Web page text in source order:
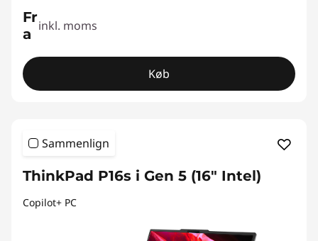
Fr
a inkl. moms
Køb
Sammenlign
ThinkPad P16s i Gen 5 (16" Intel)
Copilot+ PC